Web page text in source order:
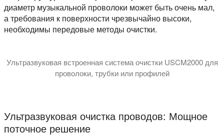
диаметр музыкальной проволоки может быть очень мал,
а требования к поверхности чрезвычайно высоки,
необходимы передовые методы очистки.
Ультразвуковая встроенная система очистки USCM2000 для
проволоки, трубки или профилей
Ультразвуковая очистка проводов: Мощное
поточное решение